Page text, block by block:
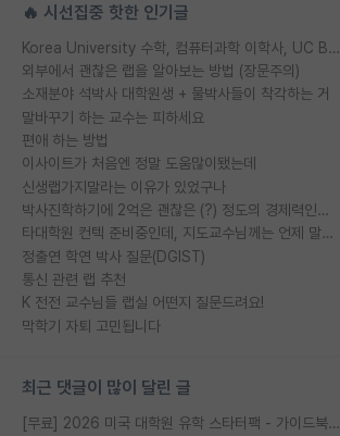
🔥 시선집중 핫한 인기글
Korea University 수학, 컴퓨터과학 이학사, UC Berkeley 산업공학 대학원 공학박사가 되는 것은 쉽지 않겠죠?
외부에서 괜찮은 랩을 알아보는 방법 (장문주의)
소재분야 석박사 대학원생 + 물박사들이 착각하는 거
말바꾸기 하는 교수는 피하세요
편애 하는 방법
이사이트가 처음엔 정말 도움많이됐는데
신생랩가지말라는 이유가 있었구나
박사진학하기에 2억은 괜찮은 (?) 정도의 경제력인가요
타대학원 컨텍 준비중인데, 지도교수님께는 언제 말씀드려야 할까요?
정출연 학연 박사 질문(DGIST)
통신 관련 랩 추천
K 전전 교수님들 랩실 어떤지 질문드려요!
막학기 자퇴 고민됩니다
최근 댓글이 많이 달린 글
[무료] 2026 미국 대학원 유학 스타터팩 - 가이드북 & 합격자 컨택메일 템플릿